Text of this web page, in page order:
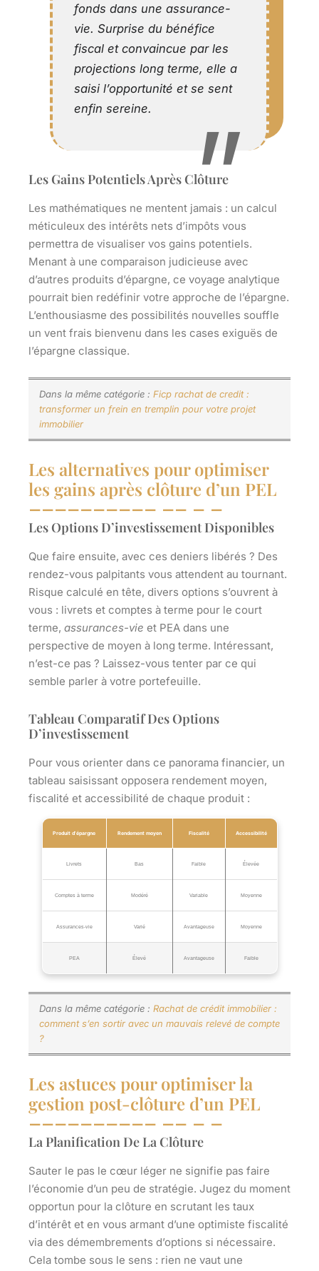
fonds dans une assurance-
vie. Surprise du bénéfice
fiscal et convaincue par les
projections long terme, elle a
saisi l’opportunité et se sent
enfin sereine.
Les Gains Potentiels Après Clôture
Les mathématiques ne mentent jamais : un calcul
méticuleux des intérêts nets d’impôts vous
permettra de visualiser vos gains potentiels.
Menant à une comparaison judicieuse avec
d’autres produits d’épargne, ce voyage analytique
pourrait bien redéfinir votre approche de l’épargne.
L’enthousiasme des possibilités nouvelles souffle
un vent frais bienvenu dans les cases exiguës de
l’épargne classique.
Dans la même catégorie : Ficp rachat de credit :
transformer un frein en tremplin pour votre projet
immobilier
Les alternatives pour optimiser
les gains après clôture d’un PEL
Les Options D’investissement Disponibles
Que faire ensuite, avec ces deniers libérés ? Des
rendez-vous palpitants vous attendent au tournant.
Risque calculé en tête, divers options s’ouvrent à
vous : livrets et comptes à terme pour le court
terme, assurances-vie et PEA dans une
perspective de moyen à long terme. Intéressant,
n’est-ce pas ? Laissez-vous tenter par ce qui
semble parler à votre portefeuille.
Tableau Comparatif Des Options
D’investissement
Pour vous orienter dans ce panorama financier, un
tableau saisissant opposera rendement moyen,
fiscalité et accessibilité de chaque produit :
Produit d’épargne Rendement moyen Fiscalité Accessibilité
Livrets Bas Faible Élevée
Comptes à terme Modéré Variable Moyenne
Assurances-vie Varié Avantageuse Moyenne
PEA Élevé Avantageuse Faible
Dans la même catégorie : Rachat de crédit immobilier :
comment s’en sortir avec un mauvais relevé de compte
?
Les astuces pour optimiser la
gestion post-clôture d’un PEL
La Planification De La Clôture
Sauter le pas le cœur léger ne signifie pas faire
l’économie d’un peu de stratégie. Jugez du moment
opportun pour la clôture en scrutant les taux
d’intérêt et en vous armant d’une optimiste fiscalité
via des démembrements d’options si nécessaire.
Cela tombe sous le sens : rien ne vaut une